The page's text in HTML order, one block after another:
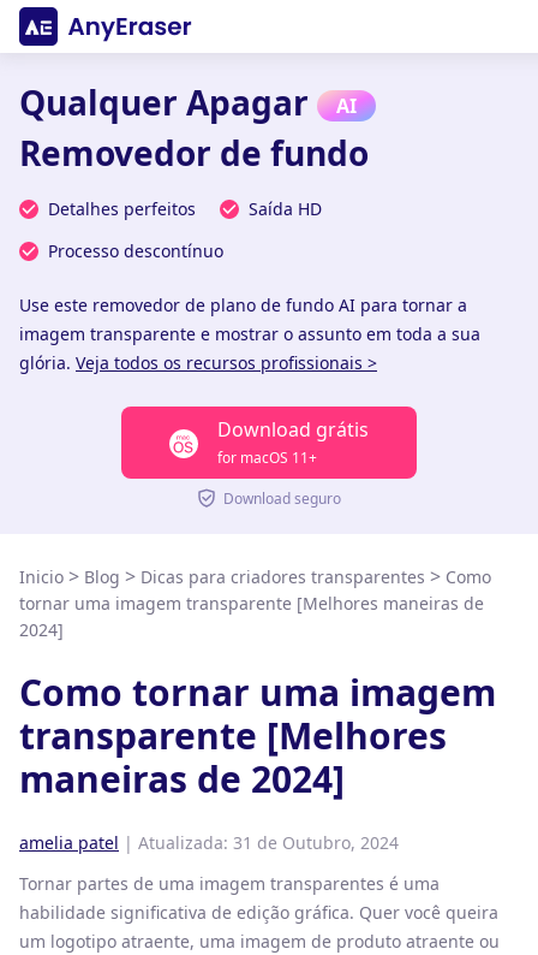
Qualquer Apagar AI
Removedor de fundo
Detalhes perfeitos
Saída HD
Processo descontínuo
Use este removedor de plano de fundo AI para tornar a
imagem transparente e mostrar o assunto em toda a sua
glória. Veja todos os recursos profissionais >
Download grátis
for macOS 11+
Download seguro
Inicio > Blog > Dicas para criadores transparentes > Como
tornar uma imagem transparente [Melhores maneiras de
2024]
Como tornar uma imagem
transparente [Melhores
maneiras de 2024]
amelia patel | Atualizada: 31 de Outubro, 2024
Tornar partes de uma imagem transparentes é uma
habilidade significativa de edição gráfica. Quer você queira
um logotipo atraente, uma imagem de produto atraente ou